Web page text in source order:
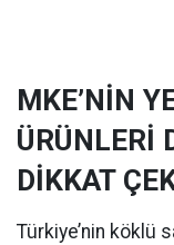
MKE’NİN
ÜRÜNLERİ
DİKKAT
Türkiye’nin köklü